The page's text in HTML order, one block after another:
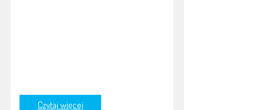
Czytaj więcej